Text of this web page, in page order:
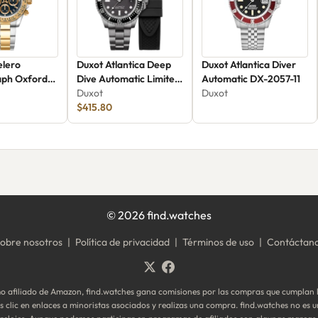
Oxford
Duxot Atlantica Deep
Dive Automatic Limited
Edition DX-2066-88
Duxot
$415.80
Duxot Atlantica Diver
Automatic DX-2057-11
Duxot
©2026find.watches
nosotros | Política de privacidad | Términos de uso |
afiliado de Amazon, find.watches gana comisiones por las compras que cumplan
clic en enlaces a minoristas asociados y realizas una compra. find.watches no es